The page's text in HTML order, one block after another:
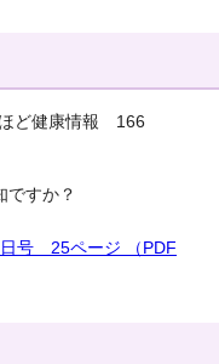
ど健康情報 166
ですか？
号 25ページ （PDF